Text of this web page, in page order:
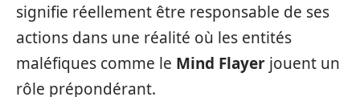
signifie réellement être responsable de ses
actions dans une réalité où les entités
maléfiques comme le Mind Flayer jouent un
rôle prépondérant.